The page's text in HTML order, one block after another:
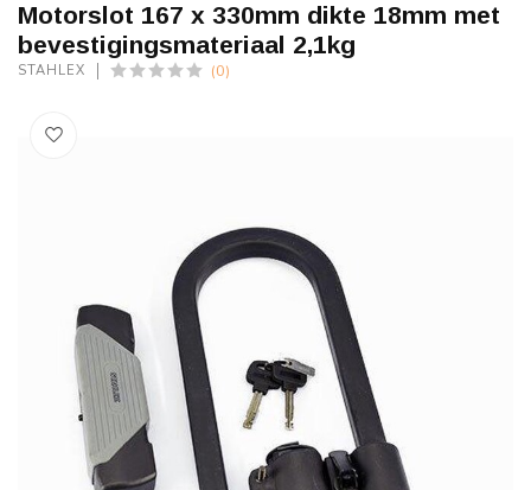
Motorslot 167 x 330mm dikte 18mm met
bevestigingsmateriaal 2,1kg
STAHLEX (0)